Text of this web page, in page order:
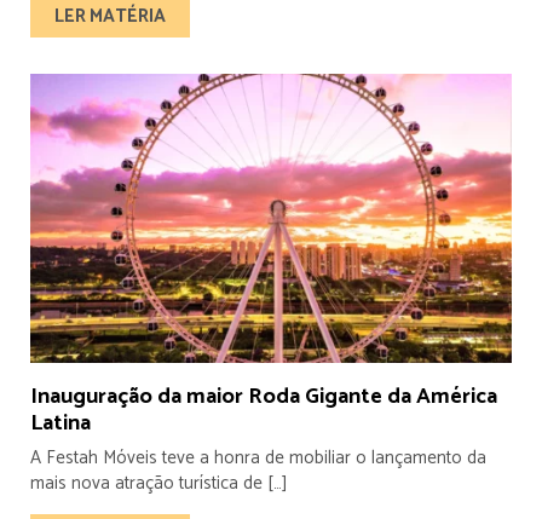
LER MATÉRIA
Inauguração da maior Roda Gigante da América
Latina
A Festah Móveis teve a honra de mobiliar o lançamento da
mais nova atração turística de […]